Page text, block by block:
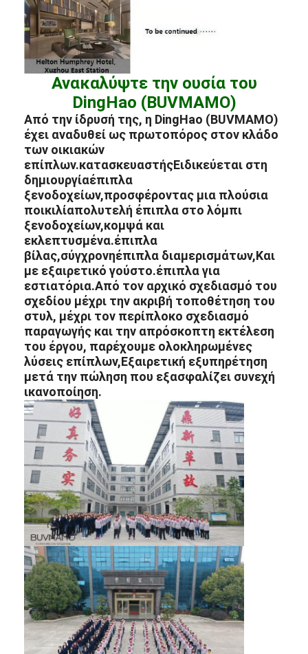
Ανακαλύψτε την ουσία του
DingHao (BUVMAMO)
Από την ίδρυσή της, η DingHao (BUVMAMO)
έχει αναδυθεί ως πρωτοπόρος στον κλάδο
των οικιακών
επίπλων.κατασκευαστήςΕιδικεύεται στη
δημιουργίαέπιπλα
ξενοδοχείων,προσφέροντας μια πλούσια
ποικιλίαπολυτελή έπιπλα στο λόμπι
ξενοδοχείων,κομψά και
εκλεπτυσμένα.έπιπλα
βίλας,σύγχρονηέπιπλα διαμερισμάτων,Και
με εξαιρετικό γούστο.έπιπλα για
εστιατόρια.Από τον αρχικό σχεδιασμό του
σχεδίου μέχρι την ακριβή τοποθέτηση του
στυλ, μέχρι τον περίπλοκο σχεδιασμό
παραγωγής και την απρόσκοπτη εκτέλεση
του έργου, παρέχουμε ολοκληρωμένες
λύσεις επίπλων,Εξαιρετική εξυπηρέτηση
μετά την πώληση που εξασφαλίζει συνεχή
ικανοποίηση.